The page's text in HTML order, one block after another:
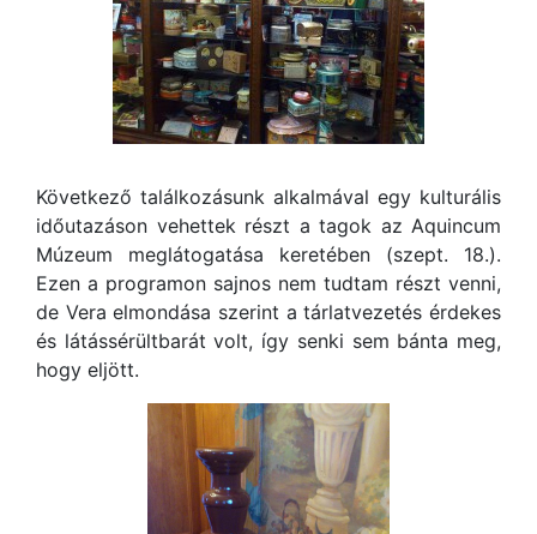
Következő találkozásunk alkalmával egy kulturális
időutazáson vehettek részt a tagok az Aquincum
Múzeum meglátogatása keretében (szept. 18.).
Ezen a programon sajnos nem tudtam részt venni,
de Vera elmondása szerint a tárlatvezetés érdekes
és látássérültbarát volt, így senki sem bánta meg,
hogy eljött.